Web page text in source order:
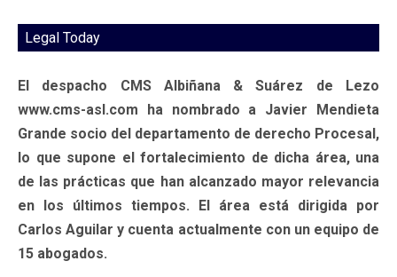
Legal Today
El despacho CMS Albiñana & Suárez de Lezo
www.cms-asl.com ha nombrado a Javier Mendieta
Grande socio del departamento de derecho Procesal,
lo que supone el fortalecimiento de dicha área, una
de las prácticas que han alcanzado mayor relevancia
en los últimos tiempos. El área está dirigida por
Carlos Aguilar y cuenta actualmente con un equipo de
15 abogados.